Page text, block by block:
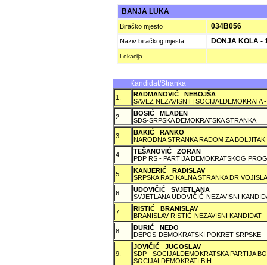
BANJA LUKA
Biračko mjesto 034B056
Naziv biračkog mjesta DONJA KOLA -
Lokacija
Kandidat/Stranka
1.
RADMANOVIĆ NEBOJŠA
SAVEZ NEZAVISNIH SOCIJALDEMOKRATA
2.
BOSIĆ MLADEN
SDS-SRPSKA DEMOKRATSKA STRANKA
3.
BAKIĆ RANKO
NARODNA STRANKA RADOM ZA BOLJITAK
4.
TEŠANOVIĆ ZORAN
PDP RS - PARTIJA DEMOKRATSKOG
5.
KANJERIĆ RADISLAV
SRPSKA RADIKALNA STRANKA DR
6.
UDOVIČIĆ SVJETLANA
SVJETLANA UDOVIČIĆ-NEZAVISNI
7.
RISTIĆ BRANISLAV
BRANISLAV RISTIĆ-NEZAVISNI KANDIDAT
8.
ÐURIĆ NEÐO
DEPOS-DEMOKRATSKI POKRET SRPSKE
9.
JOVIČIĆ JUGOSLAV
SDP - SOCIJALDEMOKRATSKA PARTIJA
SOCIJALDEMOKRATI BIH